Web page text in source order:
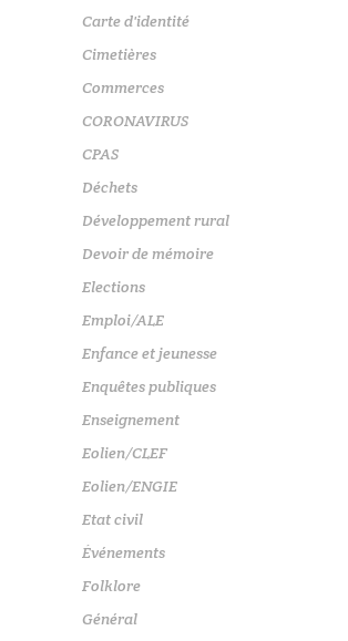
Carte d'identité
Cimetières
Commerces
CORONAVIRUS
CPAS
Déchets
Développement rural
Devoir de mémoire
Elections
Emploi/ALE
Enfance et jeunesse
Enquêtes publiques
Enseignement
Eolien/CLEF
Eolien/ENGIE
Etat civil
Événements
Folklore
Général